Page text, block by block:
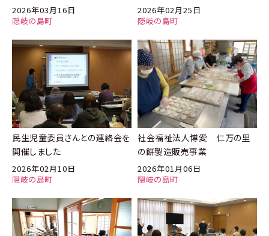
隠岐の島町
2026年03月16日
隠岐の島町
2026年02月25日
隠岐の島町
2026年02月10日
民生児童委員さんとの連絡会を
開催しました
隠岐の島町
2026年01月06日
社会福祉法人博愛 仁万の里
の餅製造販売事業